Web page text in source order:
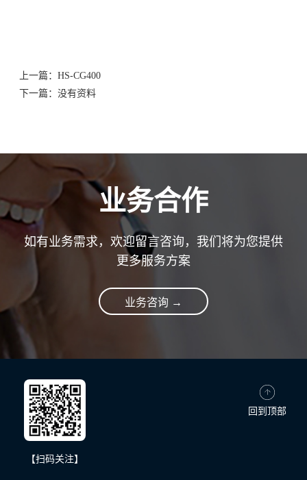
上一篇： HS-CG400
下一篇： 没有资料
业务合作
如有业务需求，欢迎留言咨询，我们将为您提供
更多服务方案
业务咨询 →
【扫码关注】
回到顶部